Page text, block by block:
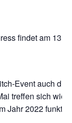
findet am 13.
Event auch
treffen sich
Jahr 2022